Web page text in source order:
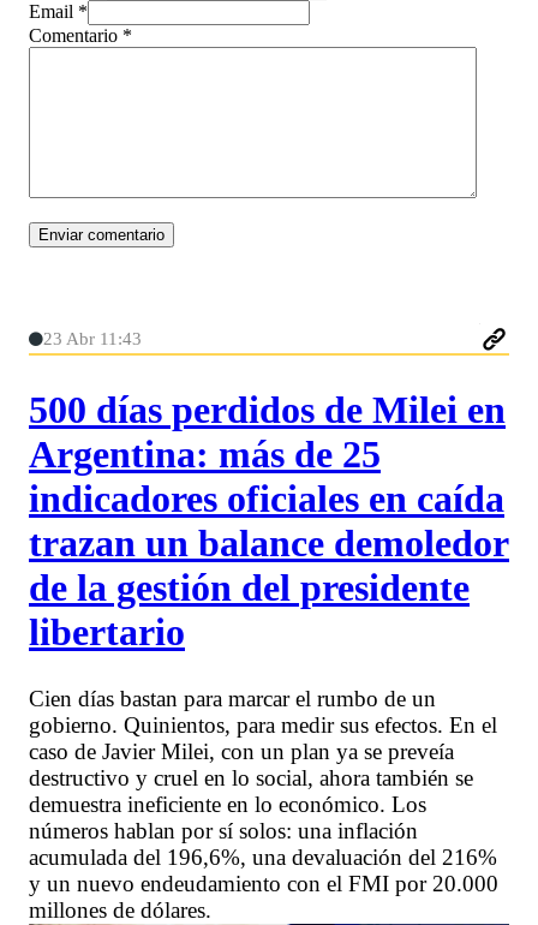
Email *
Comentario *
23 Abr 11:43
500 días perdidos de Milei en
Argentina: más de 25
indicadores oficiales en caída
trazan un balance demoledor
de la gestión del presidente
libertario
Cien días bastan para marcar el rumbo de un
gobierno. Quinientos, para medir sus efectos. En el
caso de Javier Milei, con un plan ya se preveía
destructivo y cruel en lo social, ahora también se
demuestra ineficiente en lo económico. Los
números hablan por sí solos: una inflación
acumulada del 196,6%, una devaluación del 216%
y un nuevo endeudamiento con el FMI por 20.000
millones de dólares.